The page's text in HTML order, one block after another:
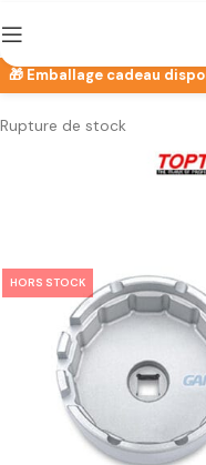
Rupture de stock
HORS STOCK